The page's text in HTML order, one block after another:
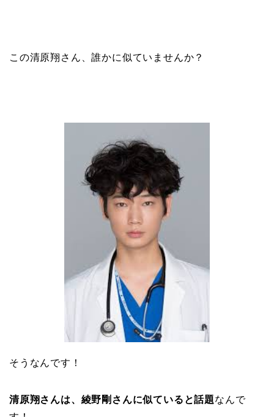
この清原翔さん、誰かに似ていませんか？
そうなんです！
清原翔さんは、綾野剛さんに似ていると話題なんで